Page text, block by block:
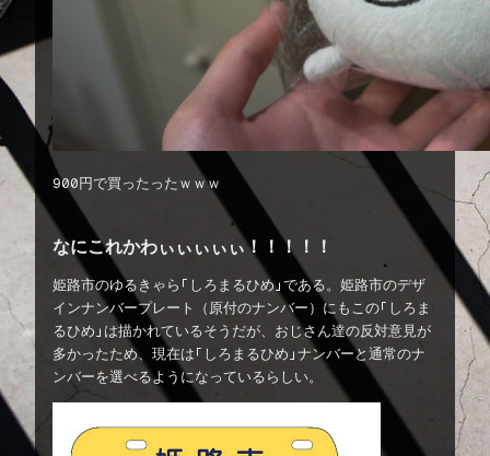
900円で買ったったｗｗｗ
なにこれかわぃぃぃぃぃ！！！！！
姫路市のゆるきゃら「しろまるひめ」である。姫路市のデザ
インナンバープレート（原付のナンバー）にもこの「しろま
るひめ」は描かれているそうだが、おじさん達の反対意見が
多かったため、現在は「しろまるひめ」ナンバーと通常のナ
ンバーを選べるようになっているらしい。